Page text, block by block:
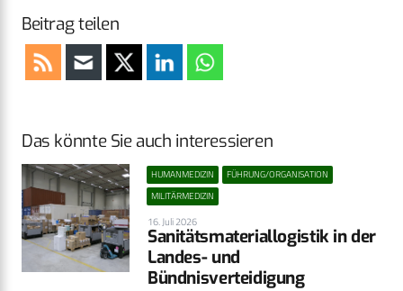
Beitrag teilen
Das könnte Sie auch interessieren
HUMANMEDIZIN
FÜHRUNG/ORGANISATION
MILITÄRMEDIZIN
16. Juli 2026
Sanitätsmateriallogistik in der
Landes- und
Bündnisverteidigung